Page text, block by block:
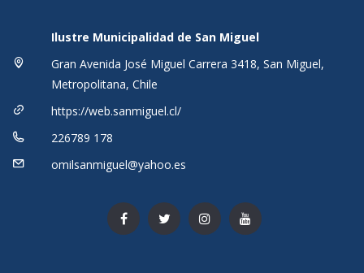
Ilustre Municipalidad de San Miguel
Gran Avenida José Miguel Carrera 3418, San Miguel,
Metropolitana, Chile
https://web.sanmiguel.cl/
226789 178
omilsanmiguel@yahoo.es